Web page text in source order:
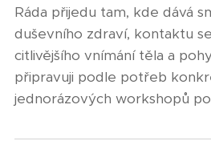
Ráda přijedu tam, kde dává
duševního zdraví, kontaktu
citlivějšího vnímání těla a
připravuji podle potřeb
jednorázových workshopů